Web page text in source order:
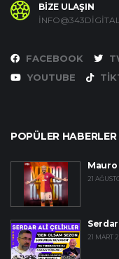
BİZE ULAŞIN
FACEBOOK
YOUTUBE
POPÜLER HABERLER
Mauro
21
21 MART